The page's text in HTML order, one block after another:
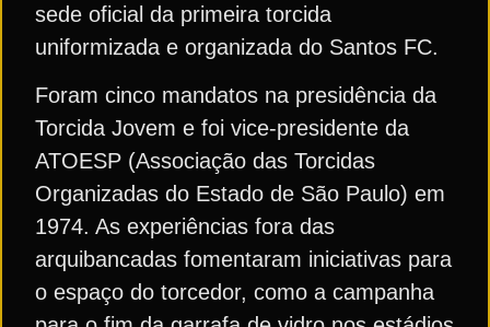
sede oficial da primeira torcida
uniformizada e organizada do Santos FC.
Foram cinco mandatos na presidência da
Torcida Jovem e foi vice-presidente da
ATOESP (Associação das Torcidas
Organizadas do Estado de São Paulo) em
1974. As experiências fora das
arquibancadas fomentaram iniciativas para
o espaço do torcedor, como a campanha